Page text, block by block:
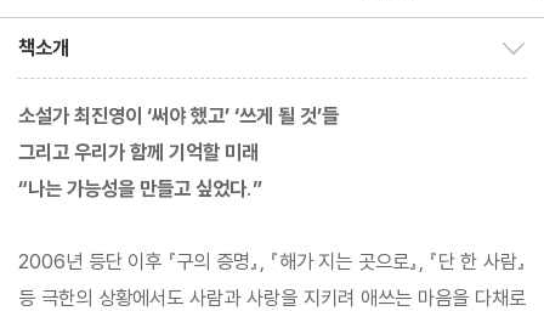
책소개
소설가 최진영이 ‘써야 했고’ ‘쓰게 될 것’들
그리고 우리가 함께 기억할 미래
“나는 가능성을 만들고 싶었다.”
2006년 등단 이후 『구의 증명』, 『해가 지는 곳으로』, 『단 한 사람』
등 극한의 상황에서도 사람과 사랑을 지키려 애쓰는 마음을 다채로